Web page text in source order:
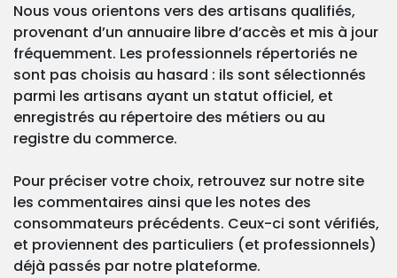
Nous vous orientons vers des artisans qualifiés,
provenant d’un annuaire libre d’accès et mis à jour
fréquemment. Les professionnels répertoriés ne
sont pas choisis au hasard : ils sont sélectionnés
parmi les artisans ayant un statut officiel, et
enregistrés au répertoire des métiers ou au
registre du commerce.
Pour préciser votre choix, retrouvez sur notre site
les commentaires ainsi que les notes des
consommateurs précédents. Ceux-ci sont vérifiés,
et proviennent des particuliers (et professionnels)
déjà passés par notre plateforme.